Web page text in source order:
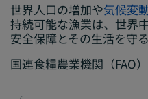
世界人口の増加や気候変
持続可能な漁業は、世界
安全保障とその生活を守
国連食糧農業機関（FAO）